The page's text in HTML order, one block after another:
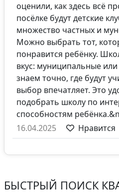
оценили, как здесь всё
посёлке будут детские
множество частных и
Можно выбрать тот,
понравится ребёнку.
вкус: муниципальные
знаем точно, где будут
выбор впечатляет. Это
подобрать школу по
способностям
16.04.2025
Нравится
БЫСТРЫЙ ПОИСК